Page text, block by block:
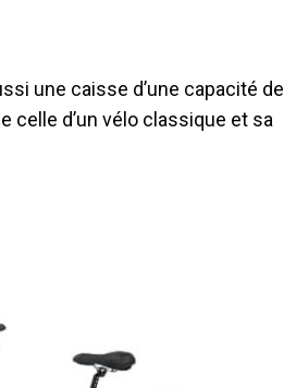
une caisse d’une capacité de
celle d’un vélo classique et sa